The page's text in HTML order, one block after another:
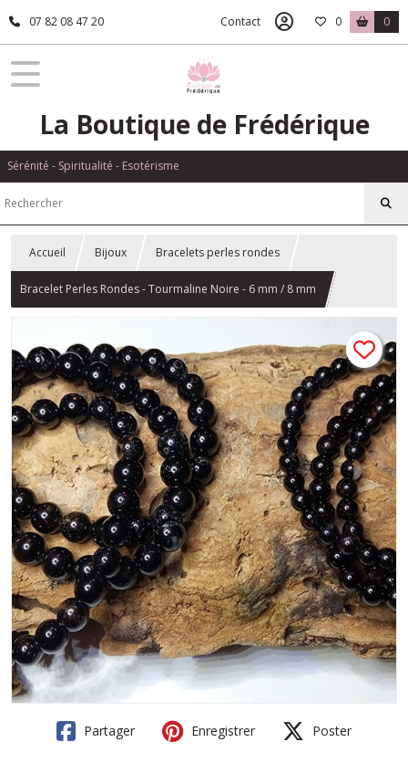
07 82 08 47 20 Contact 0 0
La Boutique de Frédérique
Sérénité - Spiritualité - Esotérisme
Accueil Bijoux Bracelets perles rondes
Bracelet Perles Rondes - Tourmaline Noire - 6 mm / 8 mm
Partager Enregistrer Poster